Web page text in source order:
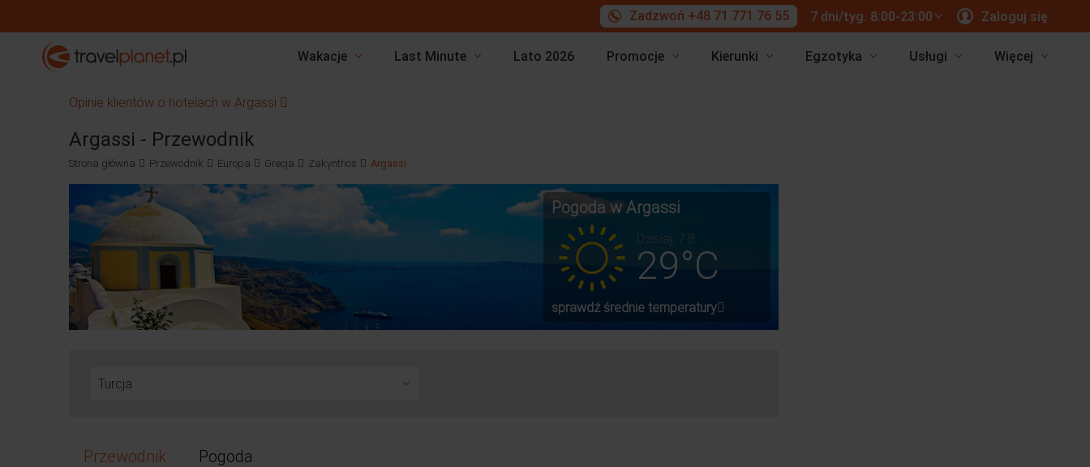
Travelplanet.pl
Zadzwoń +48 71 771 76 55 7 dni/tyg. 8:00-23:00 Zaloguj się
Wakacje Last Minute Lato 2026 Promocje Kierunki Egzotyka Usługi Więcej
Opinie klientów o hotelach w Argassi
Argassi - Przewodnik
Strona główna Przewodnik Europa Grecja Zakynthos Argassi
Pogoda w Argassi
Dzisiaj, 7.8
29°C
sprawdź średnie temperatury
Przewodnik Pogoda